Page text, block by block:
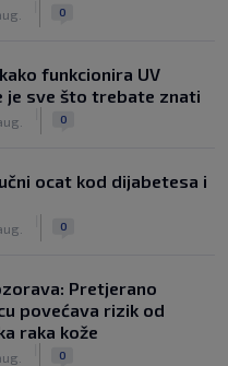
0
funkcionira UV
je sve što trebate znati
0
ocat kod dijabetesa i
0
Pretjerano
povećava rizik od
raka kože
0